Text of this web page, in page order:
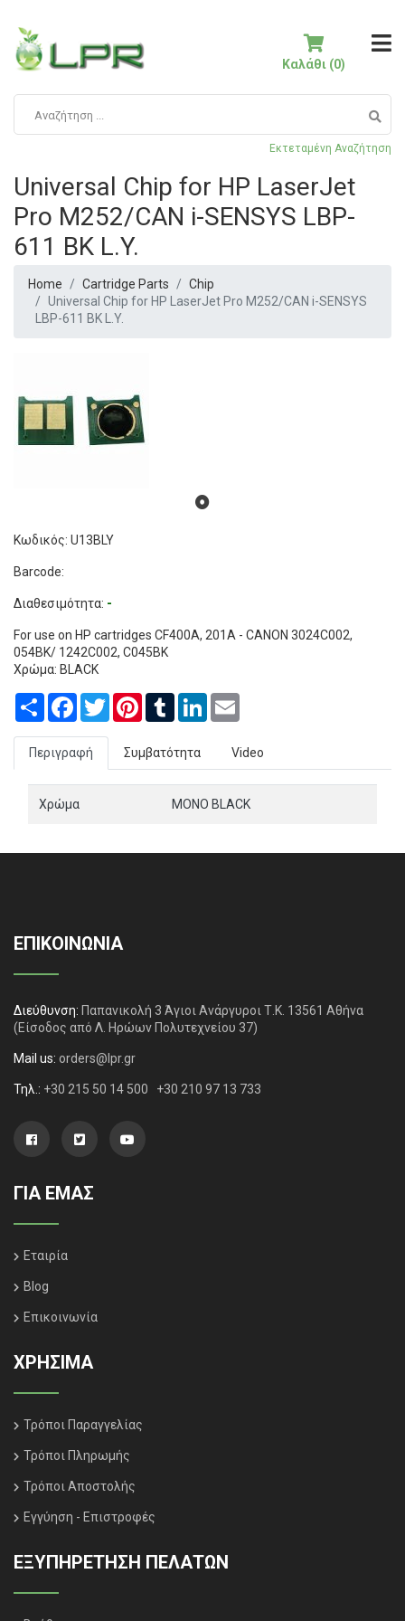
Εκτεταμένη Αναζήτηση
Καλάθι (0)
Universal Chip for HP LaserJet
Pro M252/CAN i-SENSYS LBP-
611 BK L.Y.
Home Cartridge Parts
Chip
Universal Chip for HP LaserJet Pro M252/CAN i-SENSYS
LBP-611 BK L.Y.
Κωδικός: U13BLY
Barcode:
Διαθεσιμότητα: -
For use on HP cartridges CF400Α, 201Α - CANON 3024C002,
054BK/ 1242C002, C045BK
Χρώμα: BLACK
Share Facebook
TwitterPinterestTumblrLinkedIn
Περιγραφή Συμβατότητα Video
Χρώμα MONO BLACK
ΕΠΙΚΟΙΝΩΝΙΑ
Διεύθυνση: Παπανικολή 3 Άγιοι Ανάργυροι Τ.Κ. 13561 Αθήνα
(Είσοδος από Λ. Ηρώων Πολυτεχνείου 37)
Mail us: orders@lpr.gr
Τηλ.: +30 215 50 14 500 +30 210 97 13 733
ΓΙΑ ΕΜΑΣ
Εταιρία
Blog
Επικοινωνία
ΧΡΗΣΙΜΑ
Τρόποι Παραγγελίας
Τρόποι Πληρωμής
Τρόποι Αποστολής
Εγγύηση - Επιστροφές
ΕΞΥΠΗΡΈΤΗΣΗ ΠΕΛΑΤΏΝ